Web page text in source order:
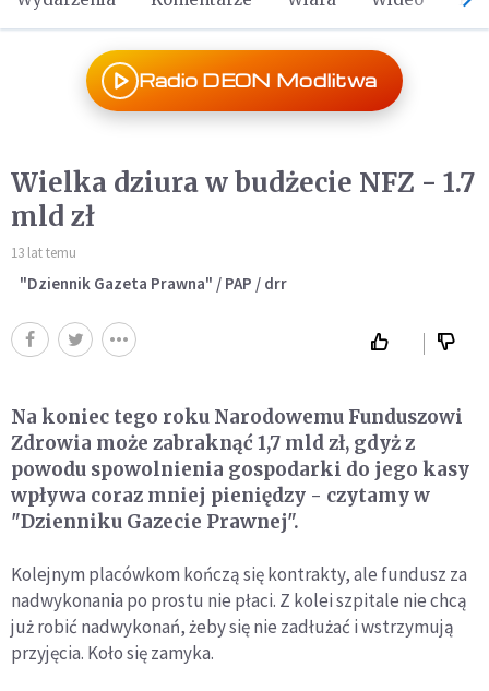
Radio DEON Modlitwa
Wielka dziura w budżecie NFZ - 1.7
mld zł
13 lat temu
"Dziennik Gazeta Prawna" / PAP / drr
Na koniec tego roku Narodowemu Funduszowi
Zdrowia może zabraknąć 1,7 mld zł, gdyż z
powodu spowolnienia gospodarki do jego kasy
wpływa coraz mniej pieniędzy - czytamy w
"Dzienniku Gazecie Prawnej".
Kolejnym placówkom kończą się kontrakty, ale fundusz za
nadwykonania po prostu nie płaci. Z kolei szpitale nie chcą
już robić nadwykonań, żeby się nie zadłużać i wstrzymują
przyjęcia. Koło się zamyka.